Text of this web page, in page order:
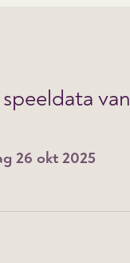
van
26 okt 2025